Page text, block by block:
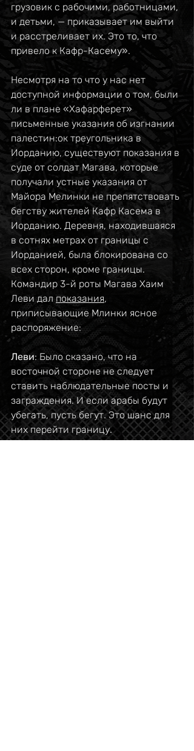
грузовик с рабочими, работницами,
и детьми, — приказывает им выйти
и расстреливает их. Это то, что
привело к Кафр-Касему».
Несмотря на то что у нас нет
доступной информации о том, были
ли в плане «Хафарферет»
письменные указания об изгнании
палестин:ок треугольника в
Иорданию, существуют показания в
суде от солдат Магава, которые
получали устные указания от
Майора Мелинки не препятствовать
бегству жителей Кафр Касема в
Иорданию. Деревня, находившаяся
в сотнях метрах от границы с
Иорданией, была блокирована со
всех сторон, кроме границы.
Командир 3-й роты Магава Хаим
Леви дал показания,
приписывающие Млинки ясное
распоряжение:
Леви: Было сказано, что на
восточной стороне не следует
ставить наблюдательные посты и
заграждения. И если арабы будут
убегать, пусть бегут. Это шанс для
них перейти границу.